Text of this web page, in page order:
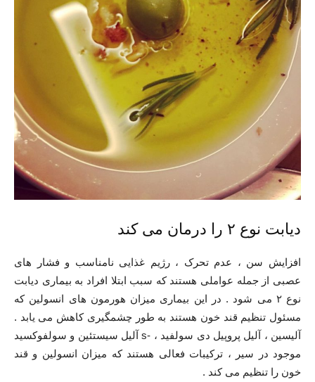
دیابت نوع ۲ را درمان می کند
افزایش سن ، عدم تحرک ، رژیم غذایی نامناسب و فشار های
عصبی از جمله عواملی هستند که سبب ابتلا افراد به بیماری دیابت
نوع ۲ می شود . در این بیماری میزان هورمون های انسولین که
مسئول تنظیم قند خون هستند به طور چشمگیری کاهش می یابد .
آلیسین ، آلیل پروپیل دی سولفید ، -s آﻟﻴﻞ ﺳﻴﺴﺘﺌﻴﻦ و ﺳﻮﻟﻔﻮﻛﺴﻴﺪ
موجود در سیر ، ترکیبات فعالی هستند که میزان انسولین و قند
خون را تنظیم می کند .